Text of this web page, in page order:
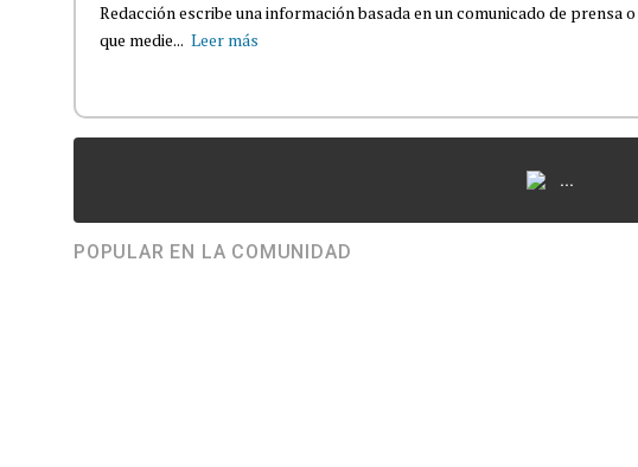
Redacción escribe una información basada en un comunicado de prensa
que medie... Leer más
...
POPULAR EN LA COMUNIDAD